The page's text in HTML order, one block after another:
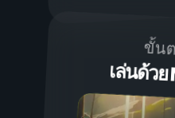
ขั้น
เล่นด้วย